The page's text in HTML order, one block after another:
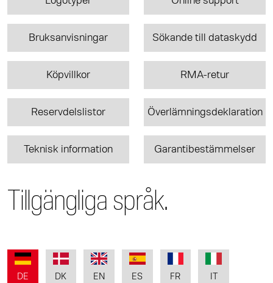
Bruksanvisningar Sökande till dataskydd
Köpvillkor RMA-retur
Reservdelslistor Överlämningsdeklaration
Teknisk information Garantibestämmelser
Tillgängliga språk.
DE DK EN ES FR